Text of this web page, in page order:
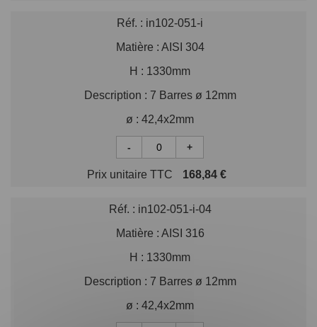
Réf. : in102-051-i
Matière : AISI 304
H : 1330mm
Description : 7 Barres ø 12mm
ø : 42,4x2mm
- +
Prix unitaire TTC 168,84 €
Réf. : in102-051-i-04
Matière : AISI 316
H : 1330mm
Description : 7 Barres ø 12mm
ø : 42,4x2mm